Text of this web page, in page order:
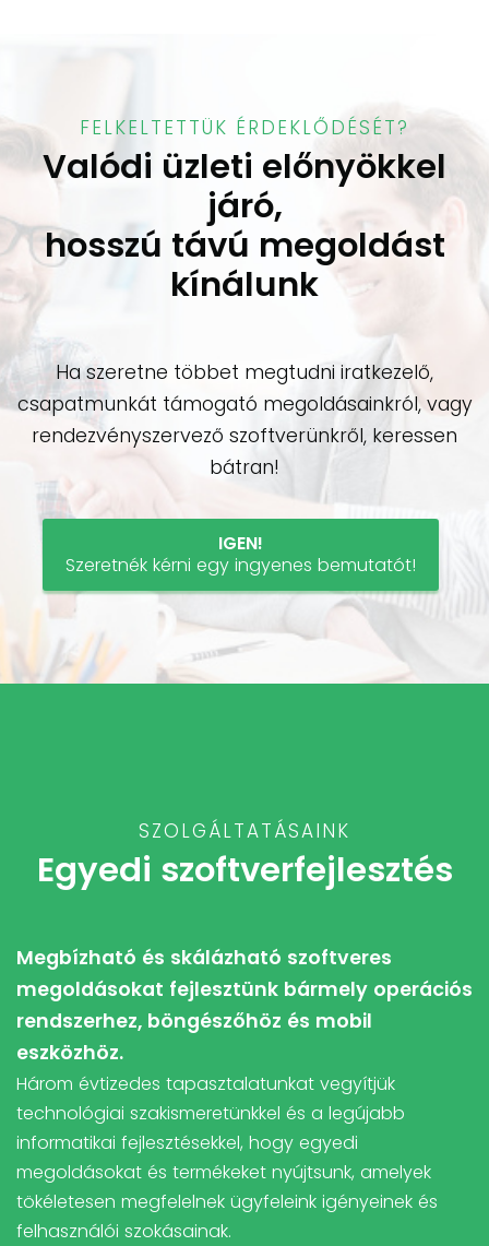
FELKELTETTÜK ÉRDEKLŐDÉSÉT?
Valódi üzleti előnyökkel
járó,
hosszú távú megoldást
kínálunk
Ha szeretne többet megtudni iratkezelő,
csapatmunkát támogató megoldásainkról, vagy
rendezvényszervező szoftverünkről, keressen
bátran!
IGEN!
Szeretnék kérni egy ingyenes bemutatót!
SZOLGÁLTATÁSAINK
Egyedi szoftverfejlesztés
Megbízható és skálázható szoftveres
megoldásokat fejlesztünk bármely operációs
rendszerhez, böngészőhöz és mobil
eszközhöz.
Három évtizedes tapasztalatunkat vegyítjük
technológiai szakismeretünkkel és a legújabb
informatikai fejlesztésekkel, hogy egyedi
megoldásokat és termékeket nyújtsunk, amelyek
tökéletesen megfelelnek ügyfeleink igényeinek és
felhasználói szokásainak.